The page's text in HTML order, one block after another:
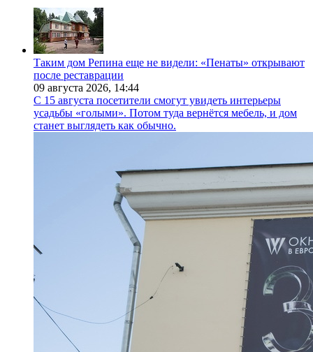
Таким дом Репина еще не видели: «Пенаты» открывают
после реставрации
09 августа 2026, 14:44
С 15 августа посетители смогут увидеть интерьеры
усадьбы «голыми». Потом туда вернётся мебель, и дом
станет выглядеть как обычно.